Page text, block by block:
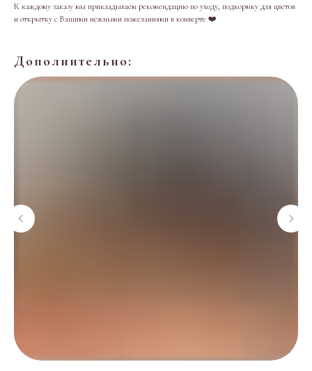
К каждому заказу мы прикладываем рекомендацию по уходу, подкормку для цветов
и открытку с Вашими нежными пожеланиями в конверте ❤️
Дополнительно: